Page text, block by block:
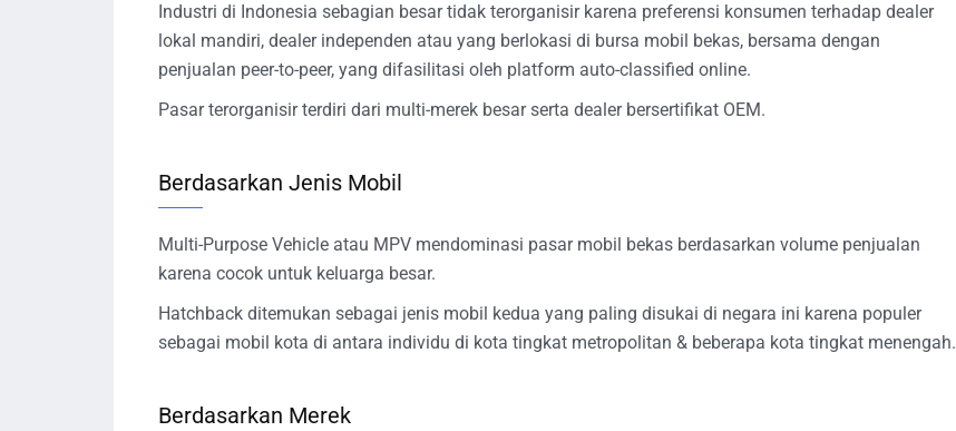
Industri di Indonesia sebagian besar tidak terorganisir karena preferensi konsumen terhadap dealer
lokal mandiri, dealer independen atau yang berlokasi di bursa mobil bekas, bersama dengan
penjualan peer-to-peer, yang difasilitasi oleh platform auto-classified online.
Pasar terorganisir terdiri dari multi-merek besar serta dealer bersertifikat OEM.
Berdasarkan Jenis Mobil
Multi-Purpose Vehicle atau MPV mendominasi pasar mobil bekas berdasarkan volume penjualan
karena cocok untuk keluarga besar.
Hatchback ditemukan sebagai jenis mobil kedua yang paling disukai di negara ini karena populer
sebagai mobil kota di antara individu di kota tingkat metropolitan & beberapa kota tingkat menengah.
Berdasarkan Merek